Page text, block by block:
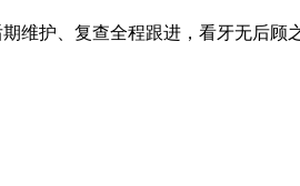
维护、复查全程跟进，看牙无后顾